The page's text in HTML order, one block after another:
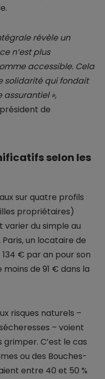
révèle un
n’est plus
accessible. Cela
solidarité qui fondait
»,
de
selon les
sur quatre profils
propriétaires)
du simple au
un locataire de
€ par an pour son
moins de 91 € dans la
risques naturels –
– voient
C’est le cas
ou des Bouches-
entre 40 et 50 %